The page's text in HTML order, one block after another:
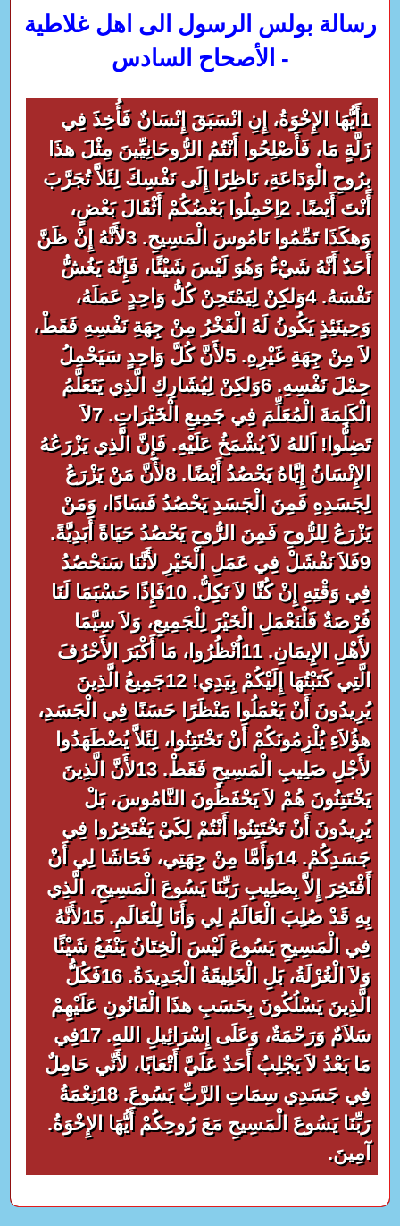
رسالة بولس الرسول الى اهل غلاطية
- الأصحاح السادس
1أَيُّهَا الإِخْوَةُ، إِنِ انْسَبَقَ إِنْسَانٌ فَأُخِذَ فِي
زَلَّةٍ مَا، فَأَصْلِحُوا أَنْتُمُ الرُّوحَانِيِّينَ مِثْلَ هذَا
بِرُوحِ الْوَدَاعَةِ، نَاظِرًا إِلَى نَفْسِكَ لِئَلاَّ تُجَرَّبَ
أَنْتَ أَيْضًا. 2اِحْمِلُوا بَعْضُكُمْ أَثْقَالَ بَعْضٍ،
وَهكَذَا تَمِّمُوا نَامُوسَ الْمَسِيحِ. 3لأَنَّهُ إِنْ ظَنَّ
أَحَدٌ أَنَّهُ شَيْءٌ وَهُوَ لَيْسَ شَيْئًا، فَإِنَّهُ يَغُشُّ
نَفْسَهُ. 4وَلكِنْ لِيَمْتَحِنْ كُلُّ وَاحِدٍ عَمَلَهُ،
وَحِينَئِذٍ يَكُونُ لَهُ الْفَخْرُ مِنْ جِهَةِ نَفْسِهِ فَقَطْ،
لاَ مِنْ جِهَةِ غَيْرِهِ. 5لأَنَّ كُلَّ وَاحِدٍ سَيَحْمِلُ
حِمْلَ نَفْسِهِ. 6وَلكِنْ لِيُشَارِكِ الَّذِي يَتَعَلَّمُ
الْكَلِمَةَ الْمُعَلِّمَ فِي جَمِيعِ الْخَيْرَاتِ. 7لاَ
تَضِلُّوا! اَللهُ لاَ يُشْمَخُ عَلَيْهِ. فَإِنَّ الَّذِي يَزْرَعُهُ
الإِنْسَانُ إِيَّاهُ يَحْصُدُ أَيْضًا. 8لأَنَّ مَنْ يَزْرَعُ
لِجَسَدِهِ فَمِنَ الْجَسَدِ يَحْصُدُ فَسَادًا، وَمَنْ
يَزْرَعُ لِلرُّوحِ فَمِنَ الرُّوحِ يَحْصُدُ حَيَاةً أَبَدِيَّةً.
9فَلاَ نَفْشَلْ فِي عَمَلِ الْخَيْرِ لأَنَّنَا سَنَحْصُدُ
فِي وَقْتِهِ إِنْ كُنَّا لاَ نَكِلُّ. 10فَإِذًا حَسْبَمَا لَنَا
فُرْصَةٌ فَلْنَعْمَلِ الْخَيْرَ لِلْجَمِيعِ، وَلاَ سِيَّمَا
لأَهْلِ الإِيمَانِ. 11اُنْظُرُوا، مَا أَكْبَرَ الأَحْرُفَ
الَّتِي كَتَبْتُهَا إِلَيْكُمْ بِيَدِي! 12جَمِيعُ الَّذِينَ
يُرِيدُونَ أَنْ يَعْمَلُوا مَنْظَرًا حَسَنًا فِي الْجَسَدِ،
هؤُلاَءِ يُلْزِمُونَكُمْ أَنْ تَخْتَتِنُوا، لِئَلاَّ يُضْطَهَدُوا
لأَجْلِ صَلِيبِ الْمَسِيحِ فَقَطْ. 13لأَنَّ الَّذِينَ
يَخْتَتِنُونَ هُمْ لاَ يَحْفَظُونَ النَّامُوسَ، بَلْ
يُرِيدُونَ أَنْ تَخْتَتِنُوا أَنْتُمْ لِكَيْ يَفْتَخِرُوا فِي
جَسَدِكُمْ. 14وَأَمَّا مِنْ جِهَتِي، فَحَاشَا لِي أَنْ
أَفْتَخِرَ إِلاَّ بِصَلِيبِ رَبِّنَا يَسُوعَ الْمَسِيحِ، الَّذِي
بِهِ قَدْ صُلِبَ الْعَالَمُ لِي وَأَنَا لِلْعَالَمِ. 15لأَنَّهُ
فِي الْمَسِيحِ يَسُوعَ لَيْسَ الْخِتَانُ يَنْفَعُ شَيْئًا
وَلاَ الْغُرْلَةُ، بَلِ الْخَلِيقَةُ الْجَدِيدَةُ. 16فَكُلُّ
الَّذِينَ يَسْلُكُونَ بِحَسَبِ هذَا الْقَانُونِ عَلَيْهِمْ
سَلاَمٌ وَرَحْمَةٌ، وَعَلَى إِسْرَائِيلِ اللهِ. 17فِي
مَا بَعْدُ لاَ يَجْلِبُ أَحَدٌ عَلَيَّ أَتْعَابًا، لأَنِّي حَامِلٌ
فِي جَسَدِي سِمَاتِ الرَّبِّ يَسُوعَ. 18نِعْمَةُ
رَبِّنَا يَسُوعَ الْمَسِيحِ مَعَ رُوحِكُمْ أَيُّهَا الإِخْوَةُ.
آمِينَ.